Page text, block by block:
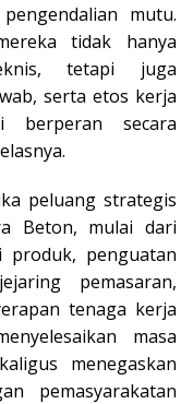
mutu.
tidak hanya
tetapi juga
serta etos kerja
berperan secara
peluang strategis
Beton, mulai dari
produk, penguatan
pemasaran,
tenaga kerja
masa
menegaskan
pemasyarakatan